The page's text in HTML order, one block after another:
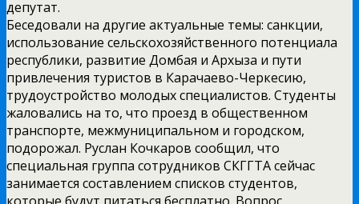
депутат.
Беседовали на другие актуальные темы: санкции,
использование сельскохозяйственного потенциала
республики, развитие Домбая и Архыза и пути
привлечения туристов в Карачаево-Черкесию,
трудоустройство молодых специалистов. Студенты
жаловались на то, что проезд в общественном
транспорте, межмуниципальном и городском,
подорожал. Руслан Кочкаров сообщил, что
специальная группа сотрудников СКГГТА сейчас
занимается составлением списков студентов,